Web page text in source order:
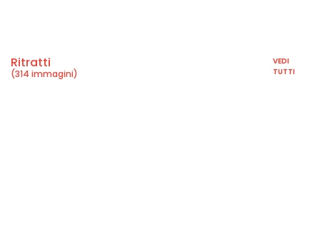
Ritratti
(314 immagini)
VEDI
TUTTI